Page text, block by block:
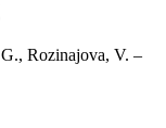
Rozinajova, V. –